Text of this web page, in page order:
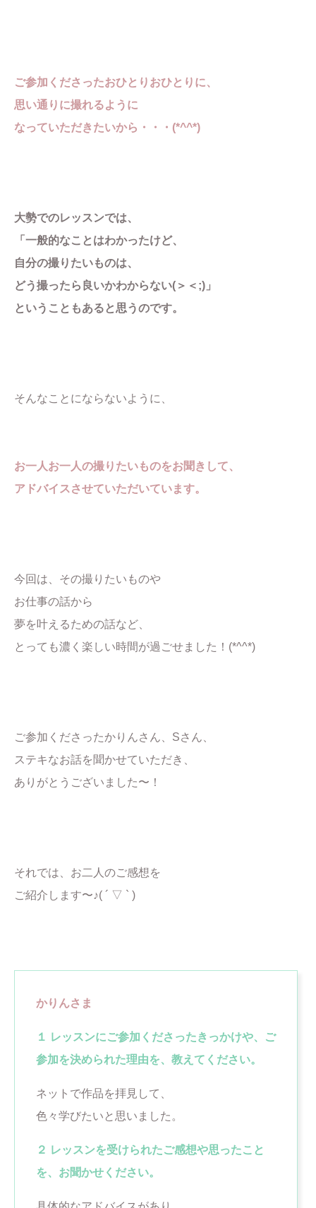
ご参加くださったおひとりおひとりに、
思い通りに撮れるように
なっていただきたいから・・・(*^^*)
大勢でのレッスンでは、
「一般的なことはわかったけど、
自分の撮りたいものは、
どう撮ったら良いかわからない(＞＜;)」
ということもあると思うのです。
そんなことにならないように、
お一人お一人の撮りたいものをお聞きして、
アドバイスさせていただいています。
今回は、その撮りたいものや
お仕事の話から
夢を叶えるための話など、
とっても濃く楽しい時間が過ごせました！(*^^*)
ご参加くださったかりんさん、Sさん、
ステキなお話を聞かせていただき、
ありがとうございました〜！
それでは、お二人のご感想を
ご紹介します〜♪( ´ ▽ ` )
かりんさま
１ レッスンにご参加くださったきっかけや、ご
参加を決められた理由を、教えてください。
ネットで作品を拝見して、
色々学びたいと思いました。
２ レッスンを受けられたご感想や思ったこと
を、お聞かせください。